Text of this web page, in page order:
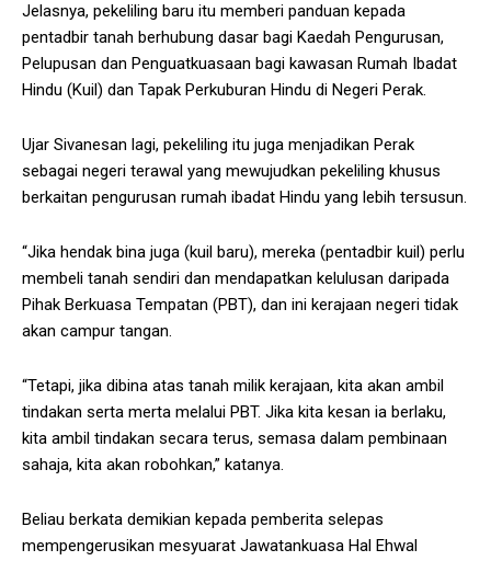
Jelasnya, pekeliling baru itu memberi panduan kepada
pentadbir tanah berhubung dasar bagi Kaedah Pengurusan,
Pelupusan dan Penguatkuasaan bagi kawasan Rumah Ibadat
Hindu (Kuil) dan Tapak Perkuburan Hindu di Negeri Perak.
Ujar Sivanesan lagi, pekeliling itu juga menjadikan Perak
sebagai negeri terawal yang mewujudkan pekeliling khusus
berkaitan pengurusan rumah ibadat Hindu yang lebih tersusun.
“Jika hendak bina juga (kuil baru), mereka (pentadbir kuil) perlu
membeli tanah sendiri dan mendapatkan kelulusan daripada
Pihak Berkuasa Tempatan (PBT), dan ini kerajaan negeri tidak
akan campur tangan.
“Tetapi, jika dibina atas tanah milik kerajaan, kita akan ambil
tindakan serta merta melalui PBT. Jika kita kesan ia berlaku,
kita ambil tindakan secara terus, semasa dalam pembinaan
sahaja, kita akan robohkan,” katanya.
Beliau berkata demikian kepada pemberita selepas
mempengerusikan mesyuarat Jawatankuasa Hal Ehwal